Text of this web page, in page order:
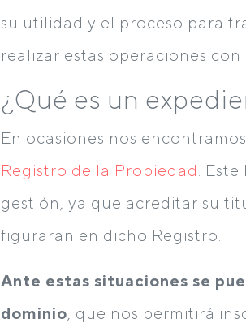
su utilidad y el proceso para
realizar estas operaciones con
¿Qué es un
En ocasiones nos
Registro de la Propiedad
.
gestión, ya que acreditar su
figuraran en dicho Registro.
Ante estas situaciones se
dominio , que nos permitirá